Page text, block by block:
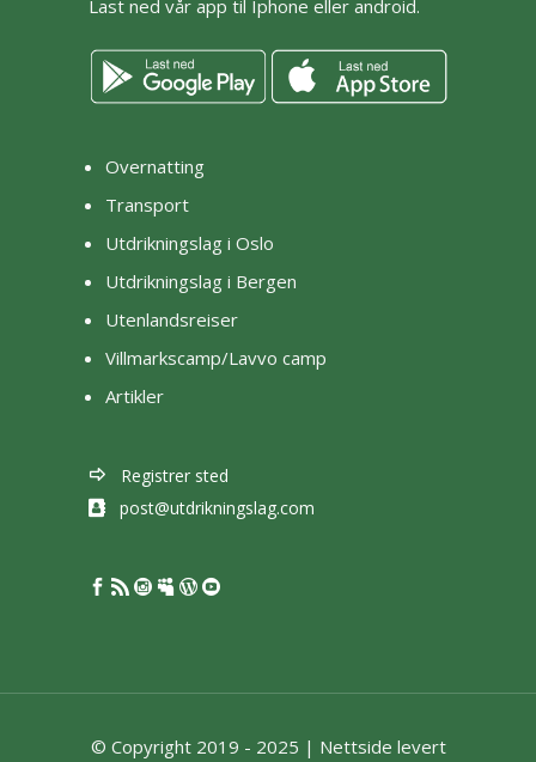
Last ned vår app til Iphone eller android.
Overnatting
Transport
Utdrikningslag i Oslo
Utdrikningslag i Bergen
Utenlandsreiser
Villmarkscamp/Lavvo camp
Artikler
Registrer sted
post@utdrikningslag.com
© Copyright 2019 - 2025 | Nettside levert